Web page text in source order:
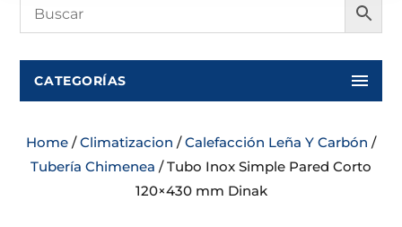
CATEGORÍAS
Home /Climatizacion /Calefacción Leña Y Carbón /
Tubería Chimenea / Tubo Inox Simple Pared Corto
120×430 mm Dinak